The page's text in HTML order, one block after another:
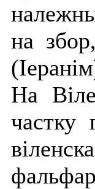
на
На
частку